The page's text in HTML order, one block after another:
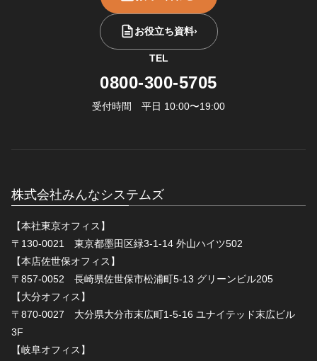
お役立ち資料›
TEL
0800-300-5705
受付時間 平日 10:00〜19:00
株式会社みんなシステムズ
【本社東京オフィス】
〒130-0021 東京都墨田区緑3-1-14 外山ハイツ502
【本店佐世保オフィス】
〒857-0052 長崎県佐世保市松浦町5-13 グリーンビル205
【大分オフィス】
〒870-0027 大分県大分市末広町1-5-16 ユナイテッド末広ビル
3F
【岐阜オフィス】